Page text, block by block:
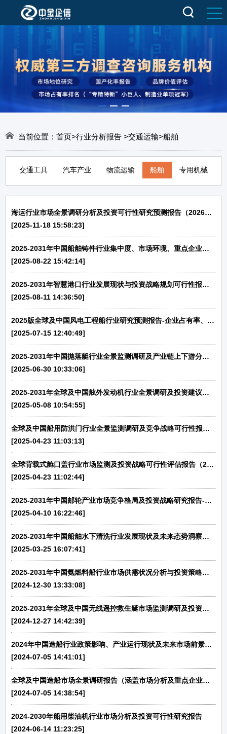
当前位置：首页>行业分析报告>交通运输>船舶
交通工具 汽车产业 物流运输 船舶 专用机械
海运行业市场全景调研分析及投资可行性研究预测报告（2026版）
[2025-11-18 15:58:23]
2025-2031年中国船舶铸件行业集中度、市场环境、重点企业分析及前景预测-中金企信发布
[2025-08-22 15:42:14]
2025-2031年智慧港口行业发展现状与投资战略规划可行性报告-中金企信发布
[2025-08-11 14:36:50]
2025版全球及中国风电工程船行业研究预测报告-企业占有率、市场规模、下游应用、发展趋势、竞争分析
[2025-07-15 12:40:49]
2025-2031年中国抛落艇行业全景监测调研及产业链上下游分析报告-中金企信发布
[2025-06-30 10:33:06]
2025-2031年全球及中国舷外发动机行业全景调研及投资建议可行性评估报告-中金企信发布
[2025-05-08 10:54:55]
全球及中国船用防洪门行业全景监测调研及竞争战略可行性报告（2025版）-中金企信发布
[2025-04-23 11:03:13]
全球背载式舱口盖行业市场监测及投资战略可行性评估报告（2025-2031）-中金企信发布
[2025-04-23 11:02:44]
2025-2031年中国邮轮产业市场竞争格局及投资战略研究报告-中金企信发布
[2025-04-10 16:22:46]
2025-2031年中国船舶水下清洗行业发展现状及未来态势洞察分析-中金企信发布
[2025-03-25 16:07:41]
2025-2031年中国氨燃料船行业市场供需状况分析与投资策略研究预测-中金企信发布
[2024-12-30 13:33:08]
2025-2031年全球及中国无线遥控救生艇市场监测调研及投资潜力评估预测报告-中金企信发布
[2024-12-27 14:42:39]
2024年中国造船行业政策影响、产业运行现状及未来市场前景分析预测-中金企信发布
[2024-07-05 14:41:01]
全球及中国造船市场全景调研报告（涵盖市场分析及重点企业竞争分析）-中金企信发布
[2024-07-05 14:38:54]
2024-2030年船用柴油机行业市场分析及投资可行性研究报告
[2024-06-14 11:23:25]